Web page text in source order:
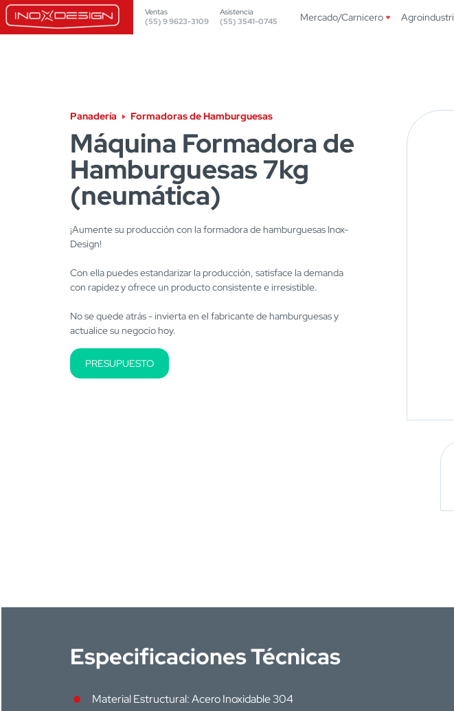
Ventas
(55) 9 9623-3109
Asistencia
(55) 3541-0745
Mercado/Carnicero
Panadería Formadoras de Hamburguesas
Máquina Formadora de
Hamburguesas 7kg
(neumática)
¡Aumente su producción con la formadora de hamburguesas Inox-
Design!
Con ella puedes estandarizar la producción, satisface la demanda
con rapidez y ofrece un producto consistente e irresistible.
No se quede atrás - invierta en el fabricante de hamburguesas y
actualice su negocio hoy.
PRESUPUESTO
Especificaciones Técnicas
Material Estructural: Acero Inoxidable 304